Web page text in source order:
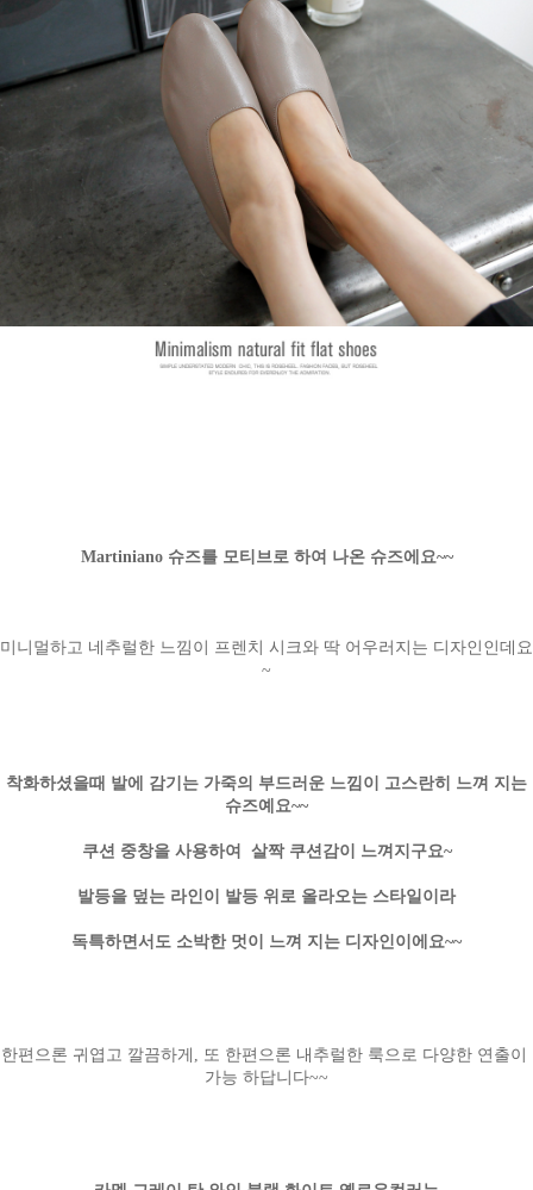
Martiniano 슈즈를 모티브로 하여 나온 슈즈에요~~
미니멀하고 네추럴한 느낌이 프렌치 시크와 딱 어우러지는 디자인인데요
~
착화하셨을때 발에 감기는 가죽의 부드러운 느낌이 고스란히 느껴 지는
슈즈예요~~
쿠션 중창을 사용하여 살짝 쿠션감이 느껴지구요~
발등을 덮는 라인이 발등 위로 올라오는 스타일이라
독특하면서도 소박한 멋이 느껴 지는 디자인이에요~~
한편으론 귀엽고 깔끔하게, 또 한편으론 내추럴한 룩으로 다양한 연출이
가능 하답니다~~